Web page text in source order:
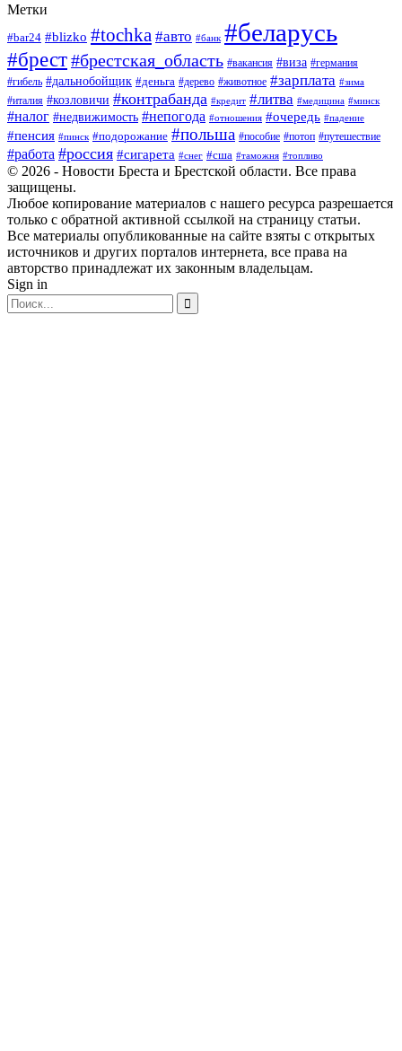
Метки
#bar24 #blizko #tochka #авто #банк #беларусь
#брест#брестская_область #вакансия #виза #германия
#гибель #дальнобойщик #деньга #дерево #животное #зарплата #зима
#италия #козловичи #контрабанда #кредит #литва #медицина #минск
#налог #недвижимость #непогода #отношения #очередь #падение
#пенсия #пинск #подорожание #польша #пособие #потоп #путешествие
#работа #россия #сигарета #снег #сша #таможня #топливо
© 2026 - Новости Бреста и Брестской области. Все права
защищены.
Любое копирование материалов с нашего ресурса разрешается
только с обратной активной ссылкой на страницу статьи.
Все материалы опубликованные на сайте взяты с открытых
источников и других порталов интернета, все права на
авторство принадлежат их законным владельцам.
Sign in